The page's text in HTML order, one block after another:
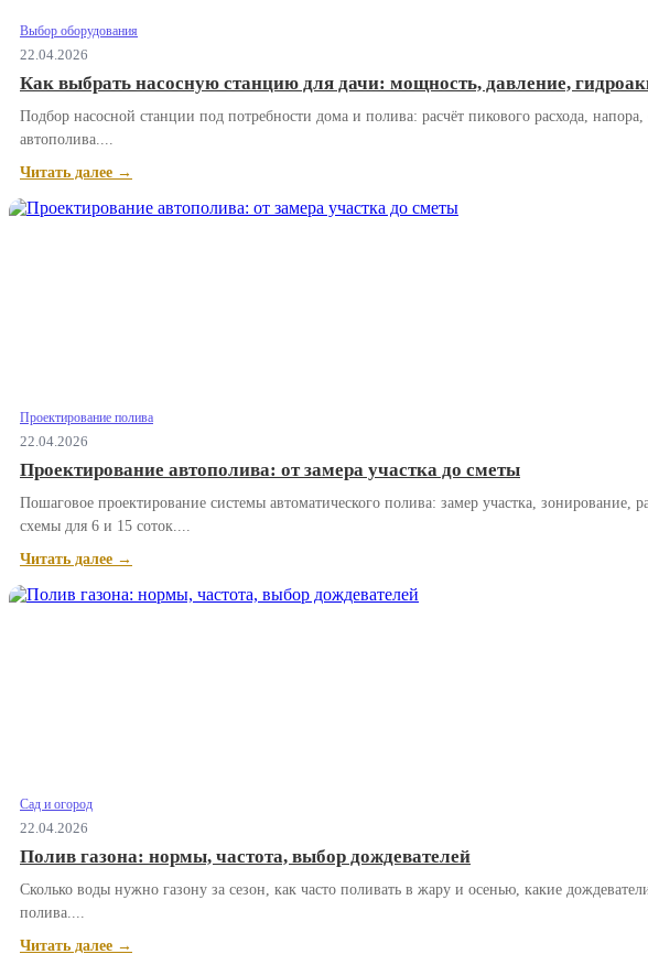
Выбор оборудования
22.04.2026
Как выбрать насосную станцию для дачи: мощность, давление,
Подбор насосной станции под потребности дома и полива: расчёт пикового расхода,
автополива....
Читать далее →
Проектирование полива
22.04.2026
Проектирование автополива: от замера участка до сметы
Пошаговое проектирование системы автоматического полива: замер участка, зонирование,
схемы для 6 и 15 соток....
Читать далее →
Сад и огород
22.04.2026
Полив газона: нормы, частота, выбор дождевателей
Сколько воды нужно газону за сезон, как часто поливать в жару и осенью, какие
полива....
Читать далее →